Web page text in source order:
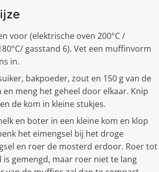
voor (elektrische oven 200°C /
gasstand 6). Vet een muffinvorm
in.
bakpoeder, zout en 150 g van de
en meng het geheel door elkaar. Knip
de kom in kleine stukjes.
en boter in een kleine kom en klop
het eimengsel bij het droge
en roer de mosterd erdoor. Roer tot
is gemengd, maar roer niet te lang